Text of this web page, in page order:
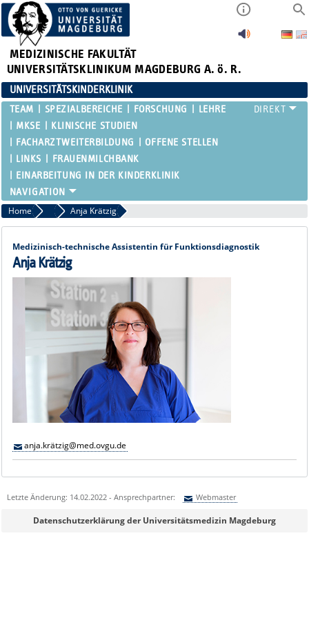
MEDIZINISCHE FAKULTÄT
UNIVERSITÄTSKLINIKUM MAGDEBURG A. ö. R.
UNIVERSITÄTSKINDERKLINIK
TEAM SPEZIALBEREICHE FORSCHUNG
LEHRE
MKSE
KLINISCHE STUDIEN
FACHARZTWEITERBILDUNG
OFFENE STELLEN
LINKS
FRAUENMILCHBANK
EINARBEITUNG IN DER KINDERKLINIK
Home Funktionsbereiche
Anja Krätzig
Medizinisch-technische Assistentin für Funktionsdiagnostik
Anja Krätzig
anja.krätzig@med.ovgu.de
Letzte Änderung: 14.02.2022 - Ansprechpartner: Webmaster
Sie können eine Nachricht versenden an:Webmaster
Datenschutzerklärung der Universitätsmedizin Magdeburg